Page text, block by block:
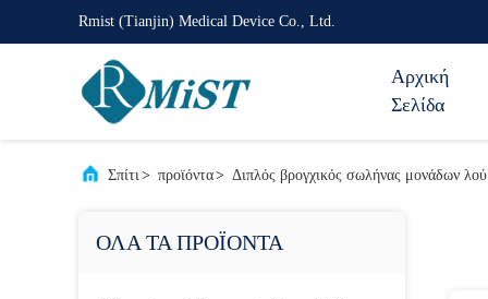
Rmist (Tianjin) Medical Device Co., Ltd.
Αρχική
Σελίδα
Σπίτι> προϊόντα> Διπλός βρογχικός σωλήνας μονάδων
ΟΛΑ ΤΑ ΠΡΟΪΟΝΤΑ